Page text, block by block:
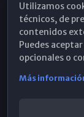
Hemeroteca
WhatsApp
Utilizamos
técnicos, de
contenidos
Puedes
opcionales o
Más